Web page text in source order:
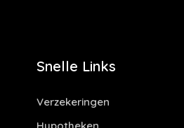
Snelle Links
Verzekeringen